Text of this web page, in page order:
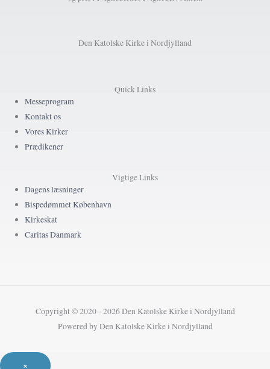
Den Katolske Kirke i Nordjylland
Quick Links
Messeprogram
Kontakt os
Vores Kirker
Prædikener
Vigtige Links
Dagens læsninger
Bispedømmet København
Kirkeskat
Caritas Danmark
Copyright © 2020 - 2026 Den Katolske Kirke i Nordjylland
Powered by Den Katolske Kirke i Nordjylland
×